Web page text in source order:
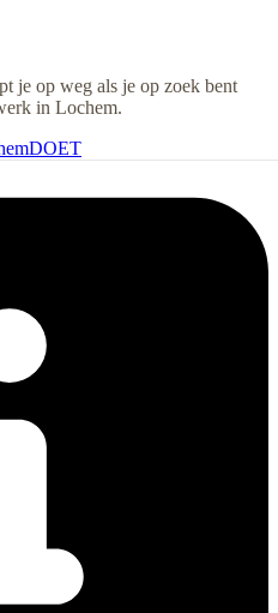
je op weg als je op zoek bent
in Lochem.